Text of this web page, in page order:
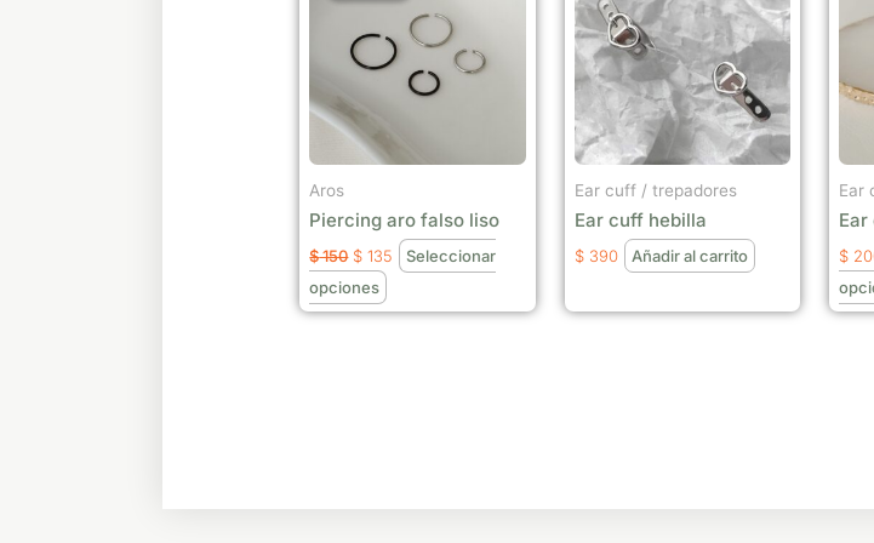
Aros
Piercing aro falso liso
$150
era:
$ 150.
$ 135
es:
$ 135.
Seleccionar
opciones
tiene
múltiples
variantes.
opciones
elegir
en
la
Ear cuff / trepadores
Ear cuff hebilla
$390 Añadir al carrito
Ear
$